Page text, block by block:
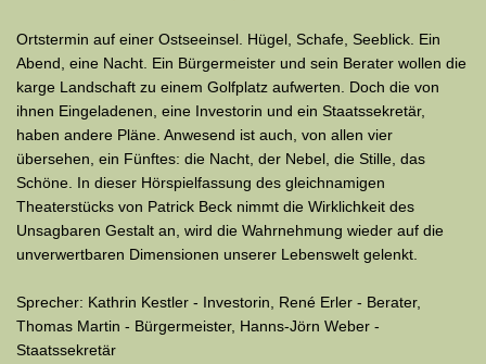
Ortstermin auf einer Ostseeinsel. Hügel, Schafe, Seeblick. Ein
Abend, eine Nacht. Ein Bürgermeister und sein Berater wollen die
karge Landschaft zu einem Golfplatz aufwerten. Doch die von
ihnen Eingeladenen, eine Investorin und ein Staatssekretär,
haben andere Pläne. Anwesend ist auch, von allen vier
übersehen, ein Fünftes: die Nacht, der Nebel, die Stille, das
Schöne. In dieser Hörspielfassung des gleichnamigen
Theaterstücks von Patrick Beck nimmt die Wirklichkeit des
Unsagbaren Gestalt an, wird die Wahrnehmung wieder auf die
unverwertbaren Dimensionen unserer Lebenswelt gelenkt.
Sprecher: Kathrin Kestler - Investorin, René Erler - Berater,
Thomas Martin - Bürgermeister, Hanns-Jörn Weber -
Staatssekretär